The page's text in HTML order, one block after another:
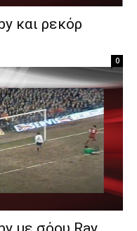
και ρεκόρ
0